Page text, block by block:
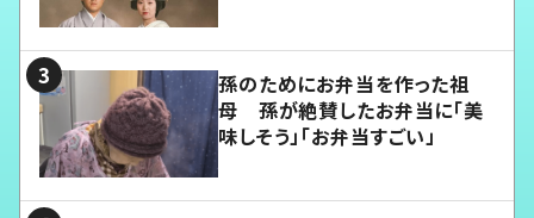
孫のためにお弁当を作った祖
母 孫が絶賛したお弁当に「美
味しそう」「お弁当すごい」